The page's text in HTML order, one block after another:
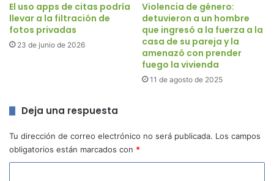
El uso apps de citas podría
llevar a la filtración de
fotos privadas
23 de junio de 2026
Violencia de género:
detuvieron a un hombre
que ingresó a la fuerza a la
casa de su pareja y la
amenazó con prender
fuego la vivienda
11 de agosto de 2025
Deja una respuesta
Tu dirección de correo electrónico no será publicada. Los campos
obligatorios están marcados con *